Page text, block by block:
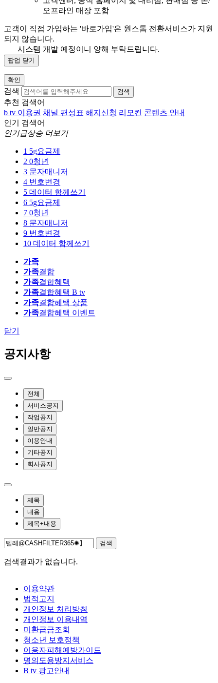
오프라인 매장 포함
고객이 직접 가입하는 '바로가입'은 원스톱 전환서비스가 지원
되지 않습니다.
시스템 개발 예정이니 양해 부탁드립니다.
팝업 닫기
확인
검색 검색
추천 검색어
b tv 이용권 채널 편성표 해지신청 리모컨 콘텐츠 안내
인기 검색어
인기급상승 더보기
1 5g요금제
2 0청년
3 문자매니저
4 번호변경
5 데이터 함께쓰기
6 5g요금제
7 0청년
8 문자매니저
9 번호변경
10 데이터 함께쓰기
가족
가족결합
가족결합혜택
가족결합혜택 B tv
가족결합혜택 상품
가족결합혜택 이벤트
닫기
공지사항
전체
서비스공지
작업공지
일반공지
이용안내
기타공지
회사공지
제목
내용
제목+내용
검색
검색결과가 없습니다.
이용약관
법적고지
개인정보 처리방침
개인정보 이용내역
미환급금조회
청소년 보호정책
이용자피해예방가이드
명의도용방지서비스
B tv 광고안내